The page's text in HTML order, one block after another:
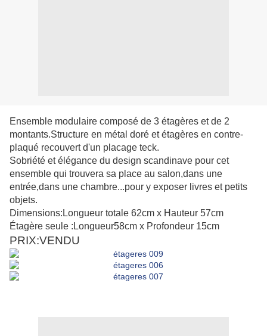
Ensemble modulaire composé de 3 étagères et de 2
montants.Structure en métal doré et étagères en contre-
plaqué recouvert d'un placage teck.
Sobriété et élégance du design scandinave pour cet
ensemble qui trouvera sa place au salon,dans une
entrée,dans une chambre...pour y exposer livres et petits
objets.
Dimensions:Longueur totale 62cm x Hauteur 57cm
Étagère seule :Longueur58cm x Profondeur 15cm
PRIX:VENDU